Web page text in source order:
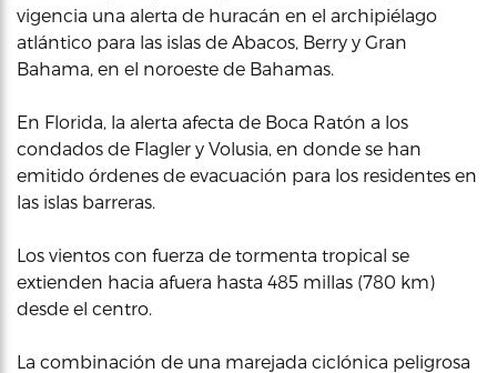
vigencia una alerta de huracán en el archipiélago
atlántico para las islas de Abacos, Berry y Gran
Bahama, en el noroeste de Bahamas.
En Florida, la alerta afecta de Boca Ratón a los
condados de Flagler y Volusia, en donde se han
emitido órdenes de evacuación para los residentes en
las islas barreras.
Los vientos con fuerza de tormenta tropical se
extienden hacia afuera hasta 485 millas (780 km)
desde el centro.
La combinación de una marejada ciclónica peligrosa